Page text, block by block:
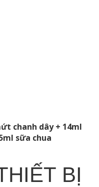
chanh dây + 14ml
sữa chua
BỊ